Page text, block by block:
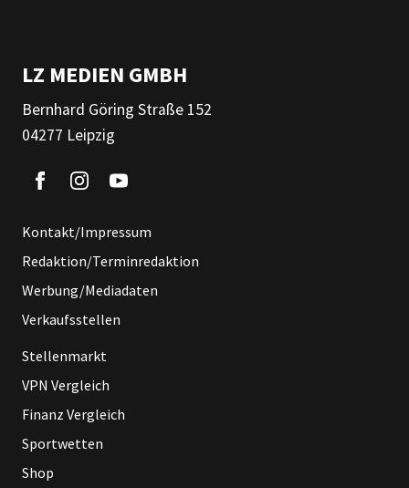
LZ MEDIEN GMBH
Bernhard Göring Straße 152
04277 Leipzig
Kontakt/Impressum
Redaktion/Terminredaktion
Werbung/Mediadaten
Verkaufsstellen
Stellenmarkt
VPN Vergleich
Finanz Vergleich
Sportwetten
Shop